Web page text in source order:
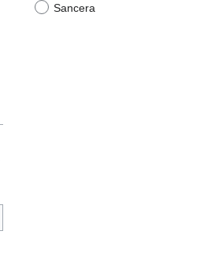
Sancera